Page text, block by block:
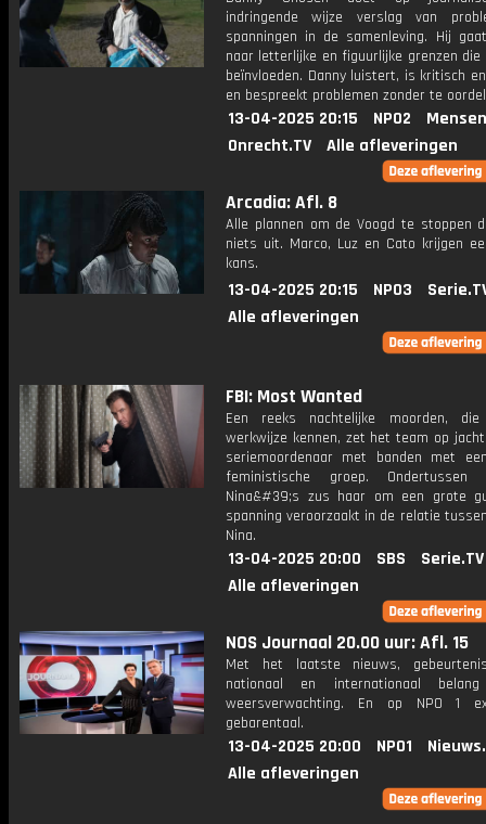
indringende wijze verslag van
spanningen in de samenleving. Hij
naar letterlijke en figuurlijke grenzen die
beïnvloeden. Danny luistert, is kritisch
en bespreekt problemen zonder te
13-04-2025 20:15 NPO2
Onrecht.TV
Alle afleveringen
Arcadia: Afl. 8
Alle plannen om de Voogd te stoppen
niets uit. Marco, Luz en Cato krijgen
kans.
13-04-2025 20:15 NPO3
Alle afleveringen
FBI: Most Wanted
Een reeks nachtelijke moorden, die
werkwijze kennen, zet het team op
seriemoordenaar met banden met
feministische groep.
Nina&#39;s zus haar om een ​​grote
spanning veroorzaakt in de relatie
Nina.
13-04-2025 20:00 SBS
Serie.TV
Alle afleveringen
NOS Journaal 20.00 uur: Afl. 15
Met het laatste nieuws,
nationaal en internationaal
weersverwachting. En op NPO 1
gebarentaal.
13-04-2025 20:00 NPO1
Alle afleveringen